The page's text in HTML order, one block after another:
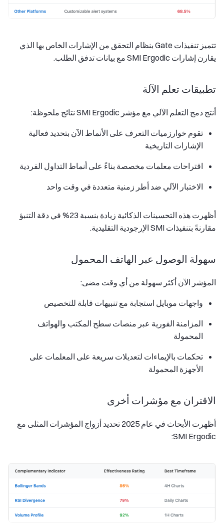
تتميز تنفيذات Gate بنظام التحقق من الإشارات الخاص بها الذي
يقارن إشارات SMI Ergodic مع بيانات تدفق الطلب.
تطبيقات تعلم الآلة
أنتج دمج التعلم الآلي مع مؤشر SMI Ergodic نتائج ملحوظة:
تقوم خوارزميات التعرف على الأنماط الآن بتحديد فعالية
الإشارات التاريخية
اقتراحات معلمات مخصصة بناءً على أنماط التداول الفردية
الاختبار الآلي ضد أطر زمنية متعددة في وقت واحد
أظهرت هذه التحسينات الذكائية زيادة بنسبة 23% في دقة التنبؤ
مقارنةً بتنفيذات SMI الإرجودية التقليدية.
سهولة الوصول عبر الهاتف المحمول
المؤشر الآن أكثر سهولة من أي وقت مضى:
واجهات موبايل استجابة مع تنبيهات قابلة للتخصيص
المزامنة الفورية عبر منصات سطح المكتب والهواتف
المحمولة
تحكمات بالإيماءات لتعديلات سريعة على المعلمات على
الأجهزة المحمولة
الاقتران مع مؤشرات أخرى
أظهرت الأبحاث في عام 2025 تحديد أزواج المؤشرات المثلى مع
SMI Ergodic: